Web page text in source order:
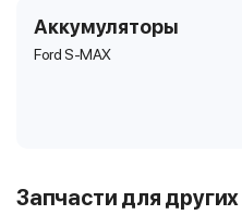
Аккумуляторы
Ford S-MAX
Запчасти для